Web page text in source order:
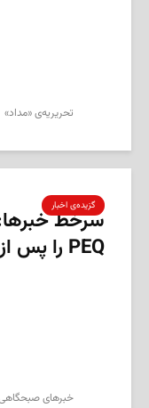
تحریریه‌ی «مداد»
گزیده‌ی‌ اخبار
سرخط
PEQ را پس از ماه‌ها تعلیق دوباره...
‌خبرهای